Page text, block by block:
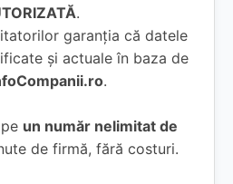
.
garanția că datele
și actuale în baza de
.
un număr nelimitat de
de firmă, fără costuri.